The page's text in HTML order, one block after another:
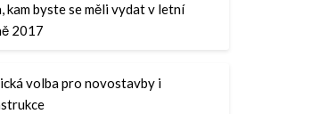
kam byste se měli vydat v letní
2017
volba pro novostavby i